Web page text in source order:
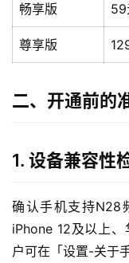
畅享版 59
尊享版
二、开通前的
1. 设备兼容性
确认手机支持N28
iPhone 12及以上
户可在「设置-关于